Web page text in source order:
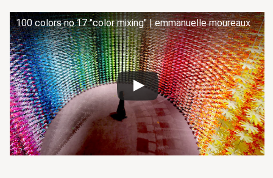
100 colors no.17 "color mixing" | emmanuelle moureaux